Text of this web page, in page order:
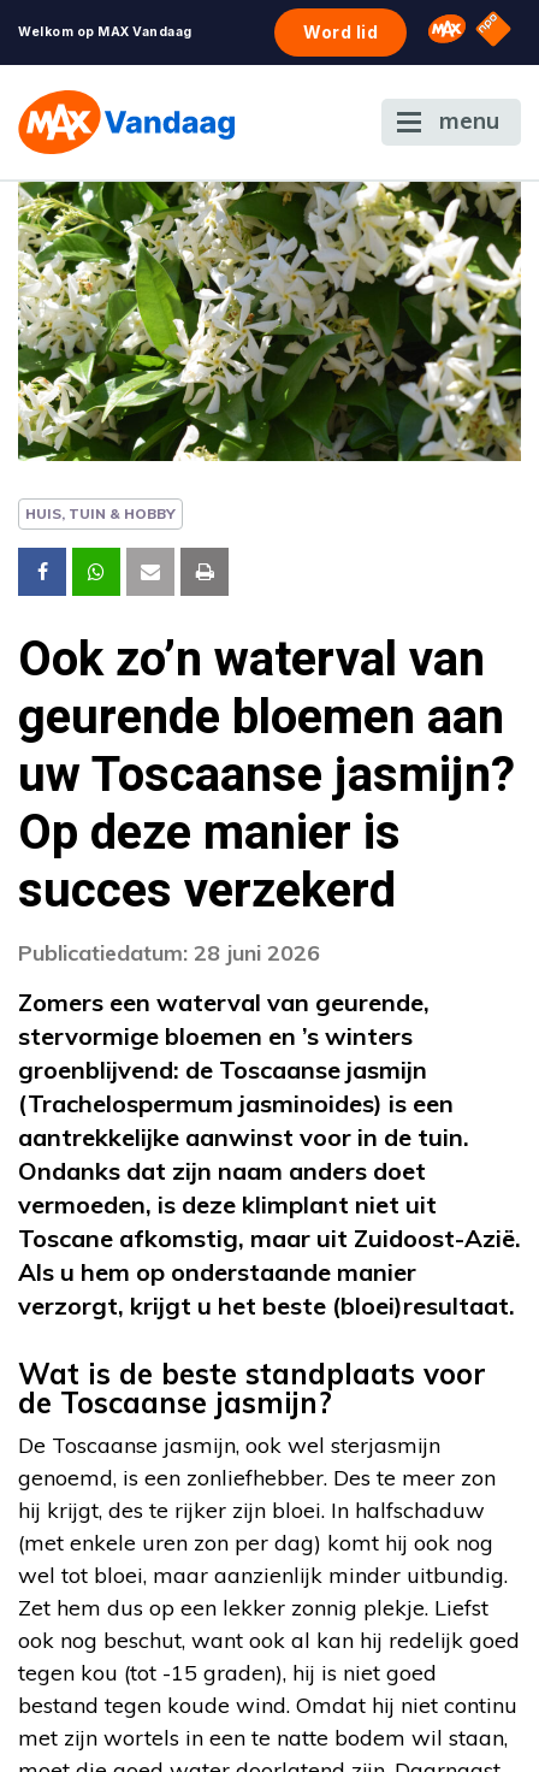
Welkom op MAX Vandaag Word lid Omroep
NPO
menu
HUIS, TUIN & HOBBY
Ook zo’n waterval van
geurende bloemen aan
uw Toscaanse jasmijn?
Op deze manier is
succes verzekerd
Publicatiedatum: 28 juni 2026
Zomers een waterval van geurende,
stervormige bloemen en ’s winters
groenblijvend: de Toscaanse jasmijn
(Trachelospermum jasminoides) is een
aantrekkelijke aanwinst voor in de tuin.
Ondanks dat zijn naam anders doet
vermoeden, is deze klimplant niet uit
Toscane afkomstig, maar uit Zuidoost-Azië.
Als u hem op onderstaande manier
verzorgt, krijgt u het beste (bloei)resultaat.
Wat is de beste standplaats voor
de Toscaanse jasmijn?
De Toscaanse jasmijn, ook wel sterjasmijn
genoemd, is een zonliefhebber. Des te meer zon
hij krijgt, des te rijker zijn bloei. In halfschaduw
(met enkele uren zon per dag) komt hij ook nog
wel tot bloei, maar aanzienlijk minder uitbundig.
Zet hem dus op een lekker zonnig plekje. Liefst
ook nog beschut, want ook al kan hij redelijk goed
tegen kou (tot -15 graden), hij is niet goed
bestand tegen koude wind. Omdat hij niet continu
met zijn wortels in een te natte bodem wil staan,